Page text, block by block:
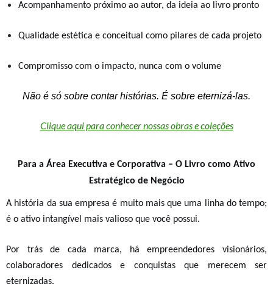
Acompanhamento próximo ao autor, da ideia ao livro pronto
Qualidade estética e conceitual como pilares de cada projeto
Compromisso com o impacto, nunca com o volume
Não é só sobre contar histórias. É sobre eternizá-las.
Clique aqui para conhecer nossas obras e coleções
Para a Área Executiva e Corporativa – O Livro como Ativo
Estratégico de Negócio
A história da sua empresa é muito mais que uma linha do tempo;
é o ativo intangível mais valioso que você possui.
Por trás de cada marca, há empreendedores visionários,
colaboradores dedicados e conquistas que merecem ser
eternizadas.